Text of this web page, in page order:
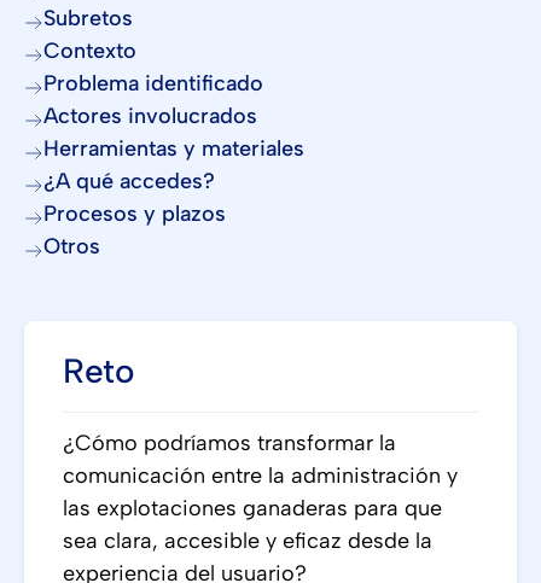
Subretos
Contexto
Problema identificado
Actores involucrados
Herramientas y materiales
¿A qué accedes?
Procesos y plazos
Otros
Reto
¿Cómo podríamos transformar la
comunicación entre la administración y
las explotaciones ganaderas para que
sea clara, accesible y eficaz desde la
experiencia del usuario?